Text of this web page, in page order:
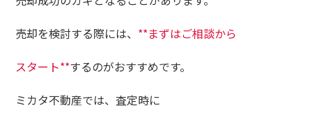
売却を検討する際には、 **まずはご相談から
スタート**するのがおすすめです。
ミカタ不動産では、査定時に